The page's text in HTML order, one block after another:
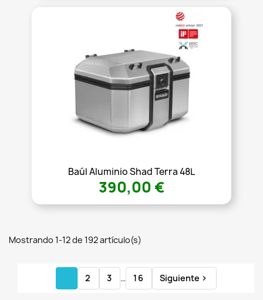
Baúl Aluminio Shad Terra 48L
390,00 €
Mostrando 1-12 de 192 artículo(s)
2 3 … 16 Siguiente 